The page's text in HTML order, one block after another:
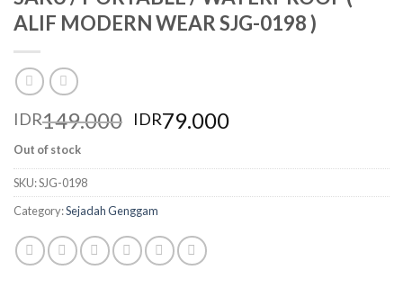
ALIF MODERN WEAR SJG-0198 )
IDR149.000 IDR79.000
Out of stock
SKU:SJG-0198
Category:Sejadah Genggam